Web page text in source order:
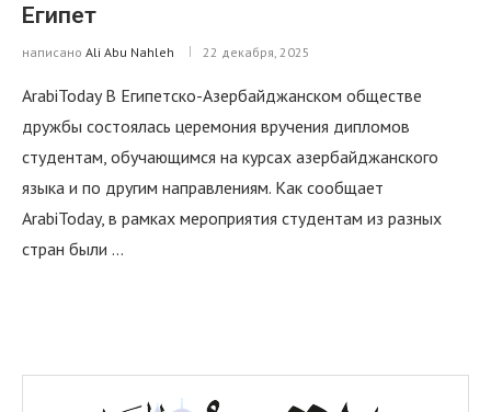
Египет
написано Ali Abu Nahleh 22 декабря, 2025
ArabiToday В Египетско-Азербайджанском обществе
дружбы состоялась церемония вручения дипломов
студентам, обучающимся на курсах азербайджанского
языка и по другим направлениям. Как сообщает
ArabiToday, в рамках мероприятия студентам из разных
стран были …